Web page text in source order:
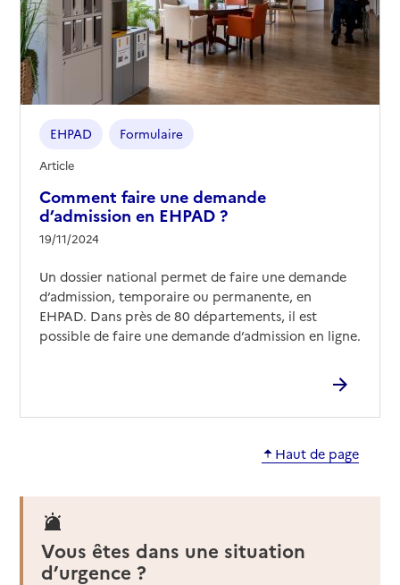
Comment faire une demande
d’admission en EHPAD ?
19/11/2024
EHPAD Formulaire
Article
Un dossier national permet de faire une demande
d’admission, temporaire ou permanente, en
EHPAD. Dans près de 80 départements, il est
possible de faire une demande d’admission en ligne.
Haut de page
Vous êtes dans une situation
d’urgence ?